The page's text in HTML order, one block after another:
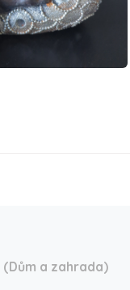
(Dům a zahrada)